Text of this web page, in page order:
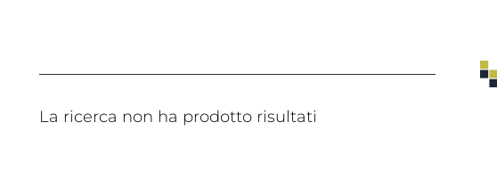
La ricerca non ha prodotto risultati